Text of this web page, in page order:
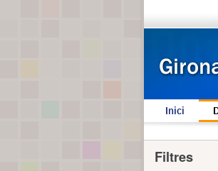
Inici
Filtres